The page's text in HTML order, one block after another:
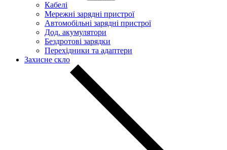
Кабелі
Мережні зарядні пристрої
Автомобільні зарядні пристрої
Дод. акумулятори
Бездротові зарядки
Перехідники та адаптери
Захисне скло